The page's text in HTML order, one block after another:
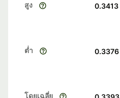
สูง 0.3413
ต่ำ 0.3376
โดยเฉลี่ย